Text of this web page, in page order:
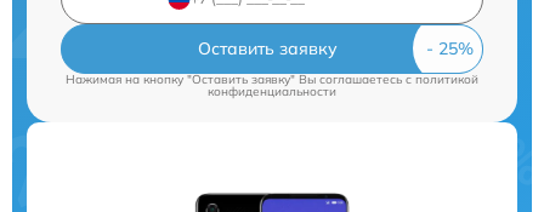
Оставить заявку
Нажимая на кнопку "Оставить заявку" Вы соглашаетесь cполитикой
конфиденциальности